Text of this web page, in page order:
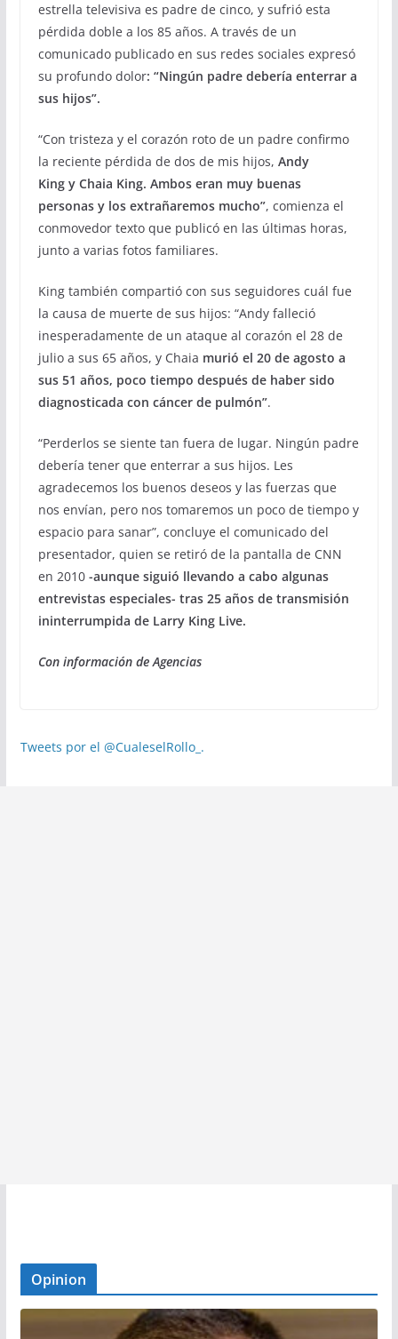
estrella televisiva es padre de cinco, y sufrió esta
pérdida doble a los 85 años. A través de un
comunicado publicado en sus redes sociales expresó
su profundo dolor: “Ningún padre debería enterrar a
sus hijos”.
“Con tristeza y el corazón roto de un padre confirmo
la reciente pérdida de dos de mis hijos, Andy
King y Chaia King. Ambos eran muy buenas
personas y los extrañaremos mucho”, comienza el
conmovedor texto que publicó en las últimas horas,
junto a varias fotos familiares.
King también compartió con sus seguidores cuál fue
la causa de muerte de sus hijos: “Andy falleció
inesperadamente de un ataque al corazón el 28 de
julio a sus 65 años, y Chaia murió el 20 de agosto a
sus 51 años, poco tiempo después de haber sido
diagnosticada con cáncer de pulmón”.
“Perderlos se siente tan fuera de lugar. Ningún padre
debería tener que enterrar a sus hijos. Les
agradecemos los buenos deseos y las fuerzas que
nos envían, pero nos tomaremos un poco de tiempo y
espacio para sanar”, concluye el comunicado del
presentador, quien se retiró de la pantalla de CNN
en 2010 -aunque siguió llevando a cabo algunas
entrevistas especiales- tras 25 años de transmisión
ininterrumpida de Larry King Live.
Con información de Agencias
Tweets por el @CualeselRollo_.
Opinion